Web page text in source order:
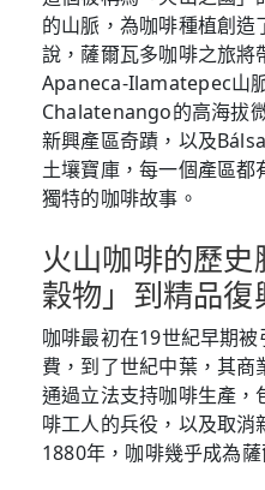
的山脈，為咖啡種植創
說，薩爾瓦多咖啡之旅將
Apaneca-Ilamatepec山
Chalatenango的高海拔
新興產區奇蹟，以及
土壤寶庫，每一個產區
獨特的咖啡故事。
火山咖啡的歷
穀物」到精品復
咖啡最初在19世紀早期
費，到了世紀中葉，其
通過立法支持咖啡生產，
啡工人的兵役，以及取
1880年，咖啡幾乎成為